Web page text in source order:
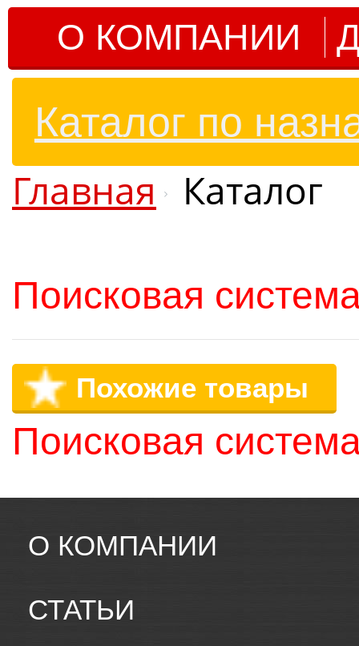
О КОМПАНИИ
Каталог по
Главная Каталог
Поисковая
Похожие товары
Поисковая
О КОМПАНИИ
СТАТЬИ